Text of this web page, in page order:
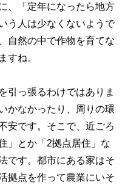
、「定年になったら地方
う人は少なくないようで
自然の中で作物を育てな
すね。
引っ張るわけではありま
かなかったり、周りの環
安です。そこで、近ごろ
」とか「2拠点居住」な
です。都市にある家はそ
拠点を作って農業にいそ